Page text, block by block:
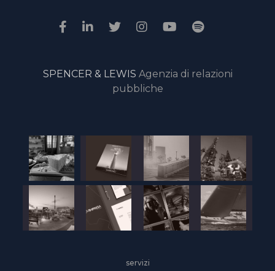
SPENCER & LEWIS Agenzia di relazioni
pubbliche
servizi